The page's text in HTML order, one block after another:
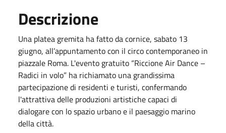
Descrizione
Una platea gremita ha fatto da cornice, sabato 13
giugno, all’appuntamento con il circo contemporaneo in
piazzale Roma. L'evento gratuito “Riccione Air Dance –
Radici in volo” ha richiamato una grandissima
partecipazione di residenti e turisti, confermando
l'attrattiva delle produzioni artistiche capaci di
dialogare con lo spazio urbano e il paesaggio marino
della città.